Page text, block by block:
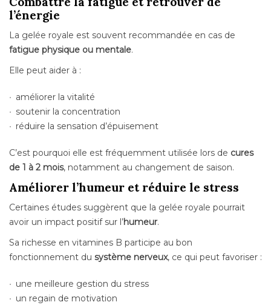
l’énergie
La gelée royale est souvent recommandée en cas de
fatigue physique ou mentale.
Elle peut aider à :
améliorer la vitalité
soutenir la concentration
réduire la sensation d’épuisement
C’est pourquoi elle est fréquemment utilisée lors de cures
de 1 à 2 mois, notamment au changement de saison.
Améliorer l’humeur et réduire le stress
Certaines études suggèrent que la gelée royale pourrait
avoir un impact positif sur l’humeur.
Sa richesse en vitamines B participe au bon
fonctionnement du système nerveux, ce qui peut favoriser :
une meilleure gestion du stress
un regain de motivation